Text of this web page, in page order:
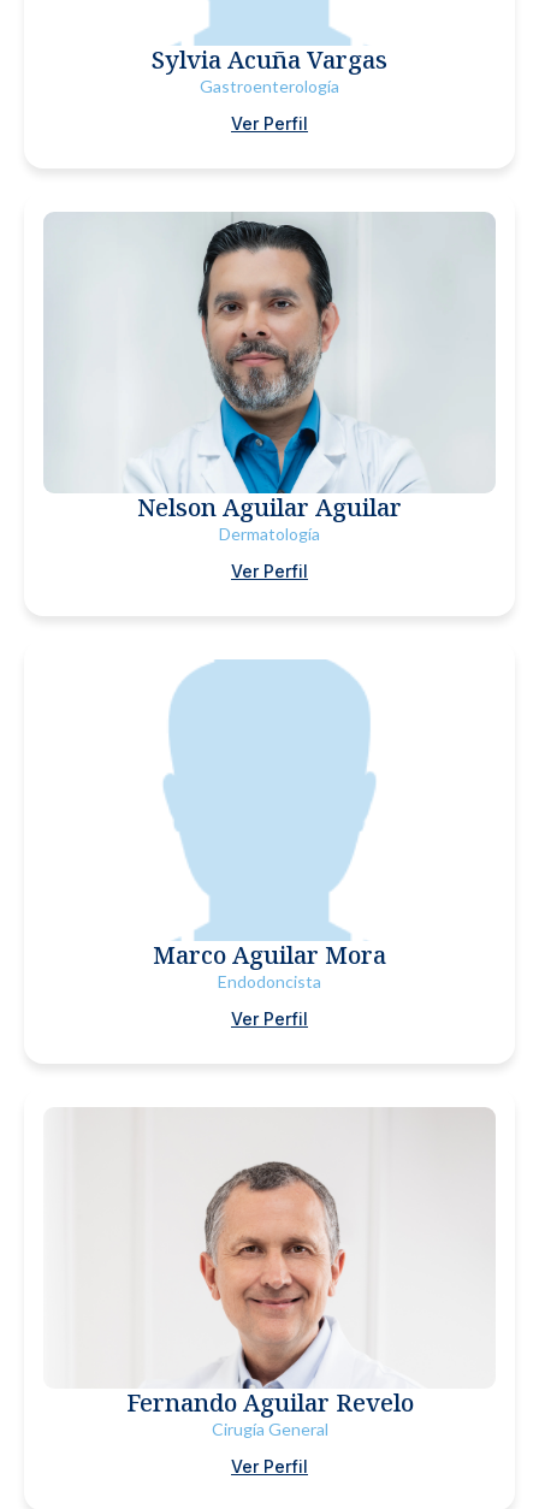
Sylvia Acuña Vargas
Gastroenterología
Ver Perfil
Nelson Aguilar Aguilar
Dermatología
Ver Perfil
Marco Aguilar Mora
Endodoncista
Ver Perfil
Fernando Aguilar Revelo
Cirugía General
Ver Perfil